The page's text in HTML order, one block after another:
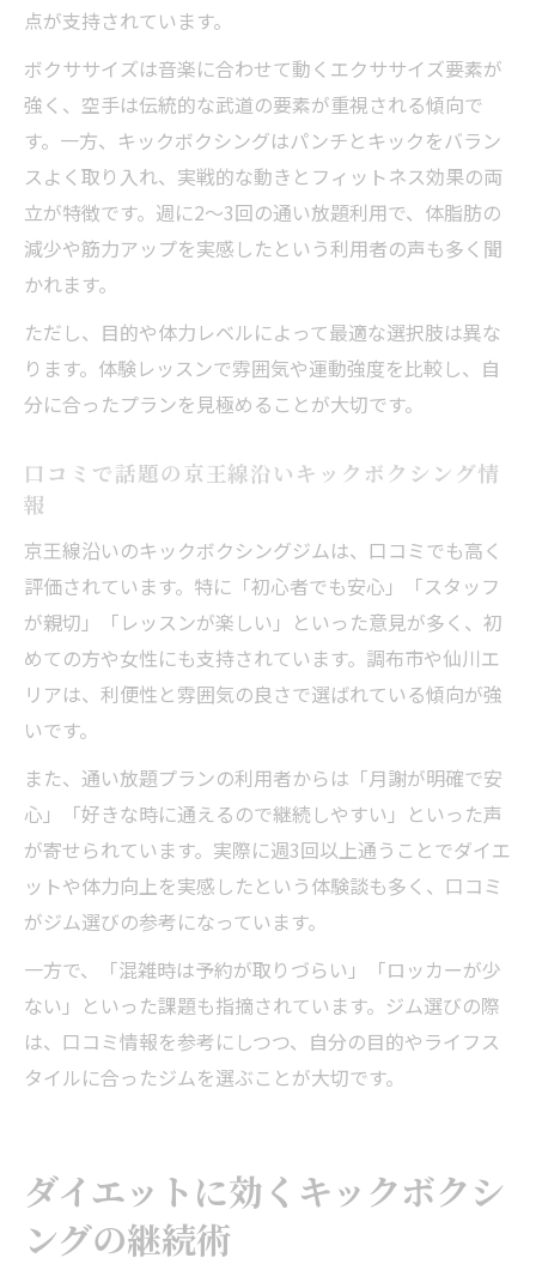
点が支持されています。
ボクササイズは音楽に合わせて動くエクササイズ要素が
強く、空手は伝統的な武道の要素が重視される傾向で
す。一方、キックボクシングはパンチとキックをバラン
スよく取り入れ、実戦的な動きとフィットネス効果の両
立が特徴です。週に2〜3回の通い放題利用で、体脂肪の
減少や筋力アップを実感したという利用者の声も多く聞
かれます。
ただし、目的や体力レベルによって最適な選択肢は異な
ります。体験レッスンで雰囲気や運動強度を比較し、自
分に合ったプランを見極めることが大切です。
口コミで話題の京王線沿いキックボクシング情
報
京王線沿いのキックボクシングジムは、口コミでも高く
評価されています。特に「初心者でも安心」「スタッフ
が親切」「レッスンが楽しい」といった意見が多く、初
めての方や女性にも支持されています。調布市や仙川エ
リアは、利便性と雰囲気の良さで選ばれている傾向が強
いです。
また、通い放題プランの利用者からは「月謝が明確で安
心」「好きな時に通えるので継続しやすい」といった声
が寄せられています。実際に週3回以上通うことでダイエ
ットや体力向上を実感したという体験談も多く、口コミ
がジム選びの参考になっています。
一方で、「混雑時は予約が取りづらい」「ロッカーが少
ない」といった課題も指摘されています。ジム選びの際
は、口コミ情報を参考にしつつ、自分の目的やライフス
タイルに合ったジムを選ぶことが大切です。
ダイエットに効くキックボクシ
ングの継続術